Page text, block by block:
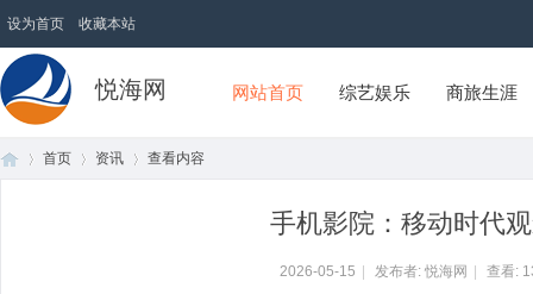
设为首页 收藏本站
悦海网 网站首页 综艺娱乐 商旅生涯
首页 资讯 查看内容
手机影院：移动时代
2026-05-15 发布者: 悦海网 查看: